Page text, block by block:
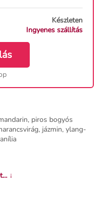
Készleten
Ingyenes szállítás
piros bogyós
jázmin, ylang-
↓